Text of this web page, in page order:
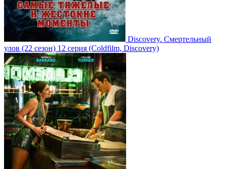
Discovery. Смертельный
улов (22 сезон) 12 серия (Coldfilm, Discovery)